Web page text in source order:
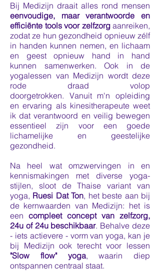
Bij Medizijn draait alles rond mensen
eenvoudige, maar verantwoorde en
efficiënte tools voor zelfzorgaanreiken,
zodat ze hun gezondheid opnieuw zélf
in handen kunnen nemen, en lichaam
en geest opnieuw hand in hand
kunnen samenwerken. Ook in de
yogalessen van Medizijn wordt deze
rode draad volop
doorgetrokken. Vanuit m'n opleiding
en ervaring als kinesitherapeute weet
ik dat verantwoord en veilig bewegen
essentieel zijn voor een goede
lichamelijke en geestelijke
gezondheid.
Na heel wat omzwervingen in en
kennismakingen met diverse yoga-
stijlen, sloot de Thaise variant van
yoga, Ruesi Dat Ton, het beste aan bij
de kernwaarden van Medizijn: het is
een compleet concept van zelfzorg,
24u of 24u beschikbaar. Behalve deze
- iets actievere - vorm van yoga, kan je
bij Medizijn ook terecht voor lessen
"Slow flow" yoga, waarin diep
ontspannen centraal staat.​